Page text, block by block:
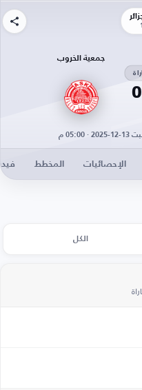
0
جمعية الخروب
· 05:00 م
الإحصائيات المخطط
الكل